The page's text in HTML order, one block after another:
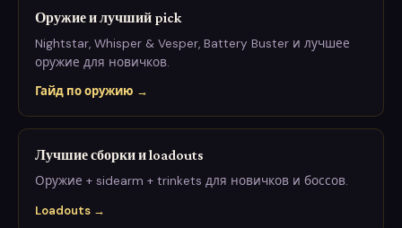
Оружие и лучший pick
Nightstar, Whisper & Vesper, Battery Buster и лучшее
оружие для новичков.
Гайд по оружию →
Лучшие сборки и loadouts
Оружие + sidearm + trinkets для новичков и боссов.
Loadouts →